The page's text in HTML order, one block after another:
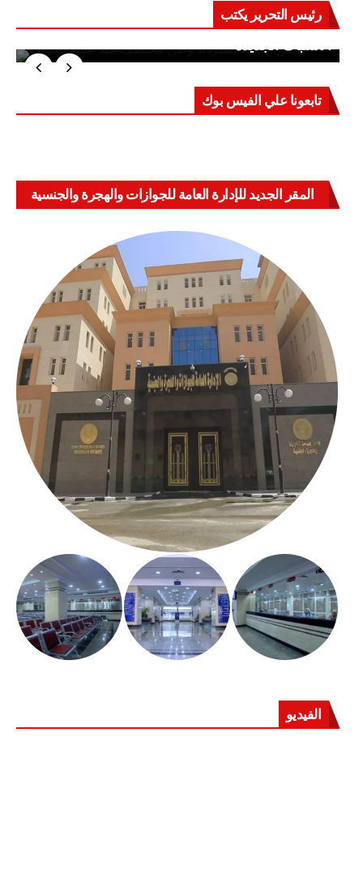
رئيس التحرير يكتب
حرب على العقول.. حادثة دمياط تكشف قواعد
تابعونا علي الفيس بوك
المقر الجديد للإدارة العامة للجوازات والهجرة والجنسية
الفيديو